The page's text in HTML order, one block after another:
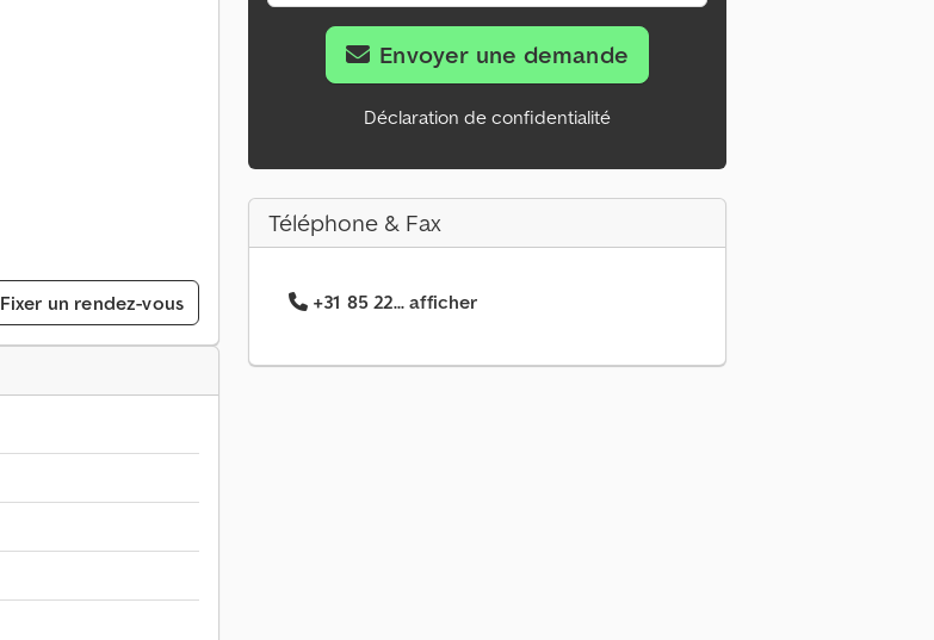
Fixer un rendez-vous
Envoyer une demande
Déclaration de confidentialité
Téléphone & Fax
+31 85 22... afficher